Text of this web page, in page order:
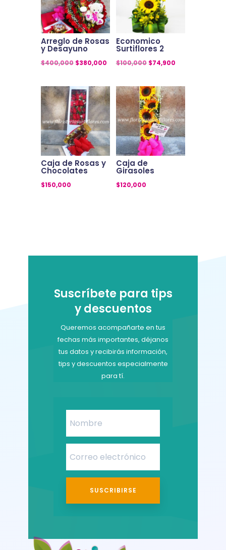
Arreglo de Rosas
y Desayuno
$400,000 El
original
era:
$400,000.
$380,000El
actual
es:
$380,000.
Economico
Surtiflores 2
$100,000 El
original
era:
$100,000.
$74,900El
actual
es:
$74,900.
Caja de Rosas y
Chocolates
$150,000
Caja de
Girasoles
$120,000
Suscríbete para tips
y descuentos
Queremos acompañarte en tus
fechas más importantes, déjanos
tus datos y recibirás información,
tips y descuentos especialmente
para tí.
SUSCRIBIRSE